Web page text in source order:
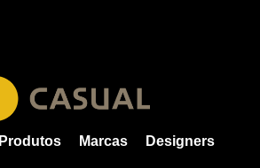
Produtos Marcas Designers